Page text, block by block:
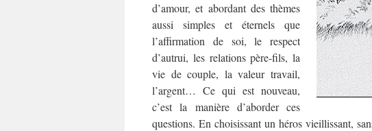
d’amour, et abordant des thèmes
aussi simples et éternels que
l’affirmation de soi, le respect
d’autrui, les relations père-fils, la
vie de couple, la valeur travail,
l’argent… Ce qui est nouveau,
c’est la manière d’aborder ces
questions. En choisissant un héros vieillissant,